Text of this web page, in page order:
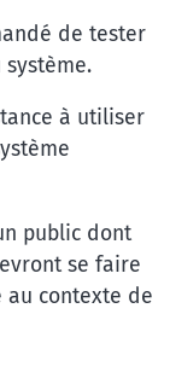
de tester
à utiliser
public dont
se faire
contexte de